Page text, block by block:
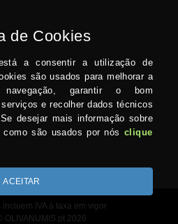
incluem IVA à taxa em vigor
OLIVANUMIS.pt 2026